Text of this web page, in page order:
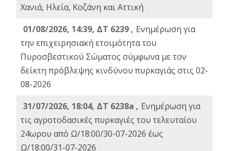
Χανιά, Ηλεία, Κοζάνη και Αττική
01/08/2026, 14:39, ΔΤ 6239 , Ενημέρωση για
την επιχειρησιακή ετοιμότητα του
Πυροσβεστικού Σώματος σύμφωνα με τον
δείκτη πρόβλεψης κινδύνου πυρκαγιάς στις 02-
08-2026
31/07/2026, 18:04, ΔΤ 6238a , Ενημέρωση για
τις αγροτοδασικές πυρκαγιές του τελευταίου
24ωρου από Ω/18:00/30-07-2026 έως
Ω/18:00/31-07-2026